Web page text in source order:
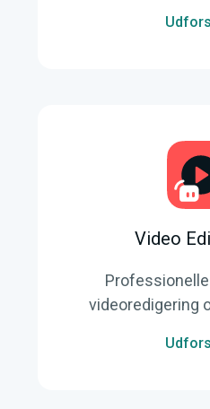
Video
videoredigering